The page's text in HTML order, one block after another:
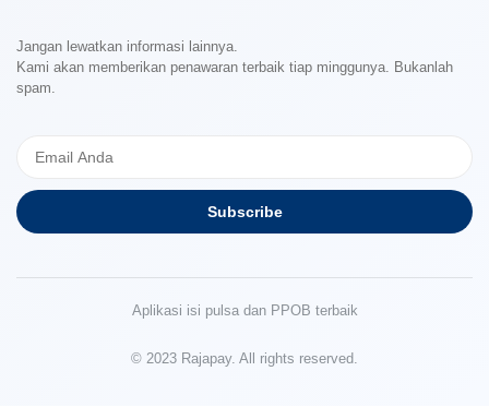
Jangan lewatkan informasi lainnya.
Kami akan memberikan penawaran terbaik tiap minggunya. Bukanlah
spam.
Subscribe
Aplikasi isi pulsa dan PPOB terbaik
© 2023 Rajapay. All rights reserved.